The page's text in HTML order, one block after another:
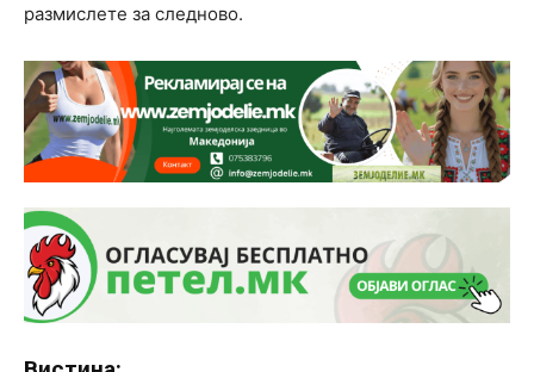
размислете за следново.